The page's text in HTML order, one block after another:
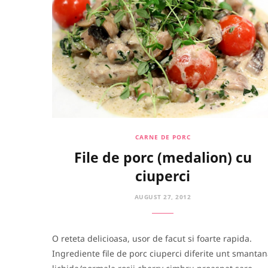
CARNE DE PORC
File de porc (medalion) cu
ciuperci
AUGUST 27, 2012
O reteta delicioasa, usor de facut si foarte rapida.
Ingrediente file de porc ciuperci diferite unt